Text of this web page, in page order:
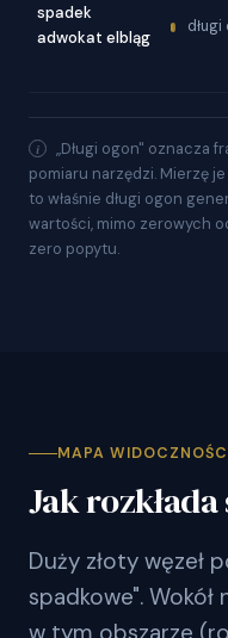
spadek
adwokat elbląg
„Długi ogon" oznacza
pomiaru narzędzi. Mierzę
to właśnie długi ogon
wartości, mimo zerowych
zero popytu.
MAPA
Jak
Duży złoty węzeł
spadkowe".